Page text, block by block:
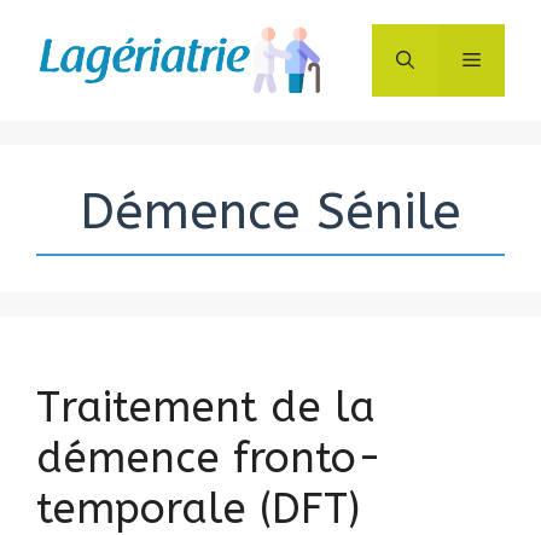
Menu
Démence Sénile
Traitement de la
démence fronto-
temporale (DFT)